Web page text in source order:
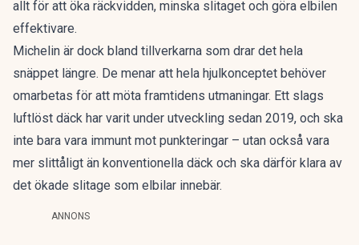
allt för att öka räckvidden, minska slitaget och göra elbilen
effektivare.
Michelin är dock bland tillverkarna som drar det hela
snäppet längre. De menar att hela hjulkonceptet behöver
omarbetas för att möta framtidens utmaningar. Ett slags
luftlöst däck har varit under utveckling sedan 2019, och ska
inte bara vara immunt mot punkteringar – utan också vara
mer slittåligt än konventionella däck och ska därför klara av
det ökade slitage som elbilar innebär.
ANNONS